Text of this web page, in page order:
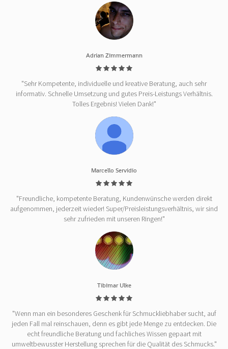
Adrian Zimmermann
"Sehr Kompetente, individuelle und kreative Beratung, auch sehr
informativ. Schnelle Umsetzung und gutes Preis-Leistungs Verhältnis.
Tolles Ergebnis! Vielen Dank!"
Marcello Servidio
"Freundliche, kompetente Beratung, Kundenwünsche werden direkt
aufgenommen, jederzeit wieder! Super/Preisleistungsverhältnis, wir sind
sehr zufrieden mit unseren Ringen!"
Tibimar Ulke
"Wenn man ein besonderes Geschenk für Schmuckliebhaber sucht, auf
jeden Fall mal reinschauen, denn es gibt jede Menge zu entdecken. Die
echt freundliche Beratung und fachliches Wissen gepaart mit
umweltbewusster Herstellung sprechen für die Qualität des Schmucks."